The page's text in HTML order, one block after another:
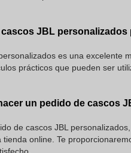
JBL
es una excelente
prácticos que pueden ser
un pedido de cascos
de cascos JBL
tienda online. Te